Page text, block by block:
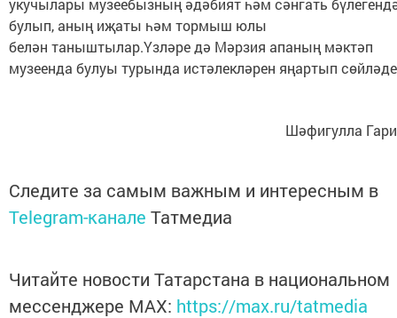
укучылары музеебызның әдәбият һәм сәнгать
булып, аның иҗаты һәм тормыш юлы
белән таныштылар.Үзләре дә Мәрзия апаның мәктәп
музеенда булуы турында истәлекләрен яңартып
Шәфигулла
Следите за самым важным и интересным в
Telegram-канале Татмедиа
Читайте новости Татарстана в национальном
мессенджере MАХ: https://max.ru/tatmedia